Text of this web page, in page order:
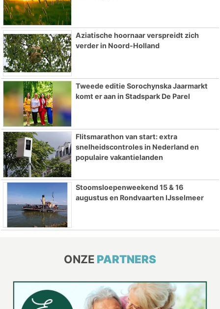
Aziatische hoornaar verspreidt zich
verder in Noord-Holland
Tweede editie Sorochynska Jaarmarkt
komt er aan in Stadspark De Parel
Flitsmarathon van start: extra
snelheidscontroles in Nederland en
populaire vakantielanden
Stoomsloepenweekend 15 & 16
augustus en Rondvaarten IJsselmeer
ONZE PARTNERS